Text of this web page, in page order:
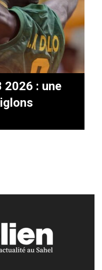
: une